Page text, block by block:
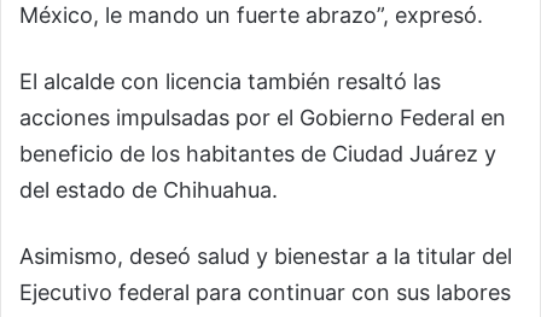
México, le mando un fuerte abrazo”, expresó.
El alcalde con licencia también resaltó las
acciones impulsadas por el Gobierno Federal en
beneficio de los habitantes de Ciudad Juárez y
del estado de Chihuahua.
Asimismo, deseó salud y bienestar a la titular del
Ejecutivo federal para continuar con sus labores